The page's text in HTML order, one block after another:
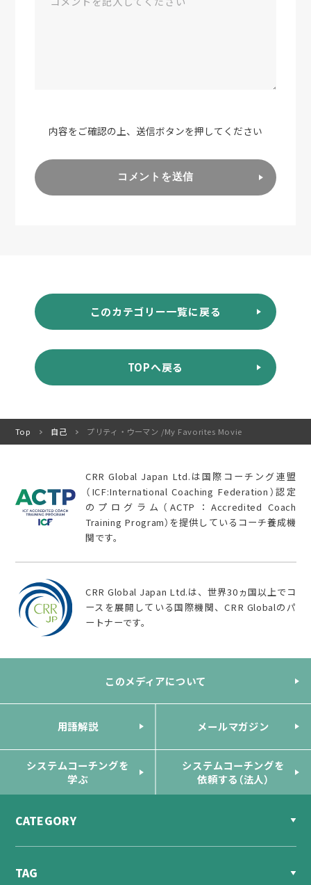
内容をご確認の上、送信ボタンを押してください
コメントを送信
このカテゴリー一覧に戻る
TOPへ戻る
Top 自己 プリティ・ウーマン /My Favorites Movie
CRR Global Japan Ltd.は国際コーチング連盟
（ICF:International Coaching Federation）認定
のプログラム（ACTP：Accredited Coach
Training Program）を提供しているコーチ養成機
関です。
CRR Global Japan Ltd.は、世界30ヵ国以上でコ
ースを展開している国際機関、CRR Globalのパ
ートナーです。
このメディアについて
用語解説 メールマガジン
システムコーチングを
学ぶ
システムコーチングを
依頼する（法人）
CATEGORY
TAG